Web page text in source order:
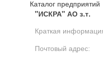
Каталог предприятий
"ИСКРА" АО з.т.
Краткая
Почтовый адрес: